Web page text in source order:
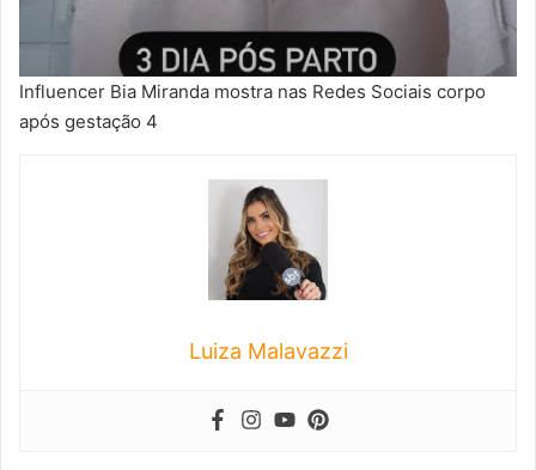
Influencer Bia Miranda mostra nas Redes Sociais corpo
após gestação 4
Luiza Malavazzi